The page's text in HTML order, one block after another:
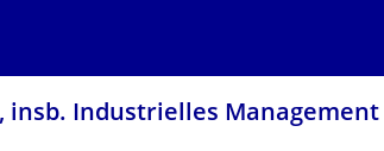
insb. Industrielles Management